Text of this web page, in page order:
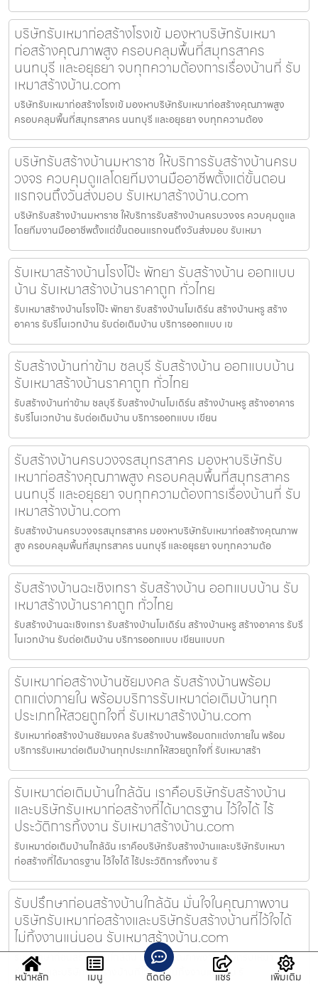
บริษัทรับเหมาก่อสร้างโรงเข้ มองหาบริษัทรับเหมา
ก่อสร้างคุณภาพสูง ครอบคลุมพื้นที่สมุทรสาคร
นนทบุรี และอยุธยา จบทุกความต้องการเรื่องบ้านที่ รับ
เหมาสร้างบ้าน.com
บริษัทรับเหมาก่อสร้างโรงเข้ มองหาบริษัทรับเหมาก่อสร้างคุณภาพสูง
ครอบคลุมพื้นที่สมุทรสาคร นนทบุรี และอยุธยา จบทุกความต้อง
บริษัทรับสร้างบ้านมหาราช ให้บริการรับสร้างบ้านครบ
วงจร ควบคุมดูแลโดยทีมงานมืออาชีพตั้งแต่ขั้นตอน
แรกจนถึงวันส่งมอบ รับเหมาสร้างบ้าน.com
บริษัทรับสร้างบ้านมหาราช ให้บริการรับสร้างบ้านครบวงจร ควบคุมดูแล
โดยทีมงานมืออาชีพตั้งแต่ขั้นตอนแรกจนถึงวันส่งมอบ รับเหมา
รับเหมาสร้างบ้านโรงโป๊ะ พัทยา รับสร้างบ้าน ออกแบบ
บ้าน รับเหมาสร้างบ้านราคาถูก ทั่วไทย
รับเหมาสร้างบ้านโรงโป๊ะ พัทยา รับสร้างบ้านโมเดิร์น สร้างบ้านหรู สร้าง
อาคาร รับรีโนเวทบ้าน รับต่อเติมบ้าน บริการออกแบบ เข
รับสร้างบ้านท่าข้าม ชลบุรี รับสร้างบ้าน ออกแบบบ้าน
รับเหมาสร้างบ้านราคาถูก ทั่วไทย
รับสร้างบ้านท่าข้าม ชลบุรี รับสร้างบ้านโมเดิร์น สร้างบ้านหรู สร้างอาคาร
รับรีโนเวทบ้าน รับต่อเติมบ้าน บริการออกแบบ เขียน
รับสร้างบ้านครบวงจรสมุทรสาคร มองหาบริษัทรับ
เหมาก่อสร้างคุณภาพสูง ครอบคลุมพื้นที่สมุทรสาคร
นนทบุรี และอยุธยา จบทุกความต้องการเรื่องบ้านที่ รับ
เหมาสร้างบ้าน.com
รับสร้างบ้านครบวงจรสมุทรสาคร มองหาบริษัทรับเหมาก่อสร้างคุณภาพ
สูง ครอบคลุมพื้นที่สมุทรสาคร นนทบุรี และอยุธยา จบทุกความต้อ
รับสร้างบ้านฉะเชิงเทรา รับสร้างบ้าน ออกแบบบ้าน รับ
เหมาสร้างบ้านราคาถูก ทั่วไทย
รับสร้างบ้านฉะเชิงเทรา รับสร้างบ้านโมเดิร์น สร้างบ้านหรู สร้างอาคาร รับรี
โนเวทบ้าน รับต่อเติมบ้าน บริการออกแบบ เขียนแบบก
รับเหมาก่อสร้างบ้านชัยมงคล รับสร้างบ้านพร้อม
ตกแต่งภายใน พร้อมบริการรับเหมาต่อเติมบ้านทุก
ประเภทให้สวยถูกใจที่ รับเหมาสร้างบ้าน.com
รับเหมาก่อสร้างบ้านชัยมงคล รับสร้างบ้านพร้อมตกแต่งภายใน พร้อม
บริการรับเหมาต่อเติมบ้านทุกประเภทให้สวยถูกใจที่ รับเหมาสร้า
รับเหมาต่อเติมบ้านใกล้ฉัน เราคือบริษัทรับสร้างบ้าน
และบริษัทรับเหมาก่อสร้างที่ได้มาตรฐาน ไว้ใจได้ ไร้
ประวัติการทิ้งงาน รับเหมาสร้างบ้าน.com
รับเหมาต่อเติมบ้านใกล้ฉัน เราคือบริษัทรับสร้างบ้านและบริษัทรับเหมา
ก่อสร้างที่ได้มาตรฐาน ไว้ใจได้ ไร้ประวัติการทิ้งงาน รั
รับปรึกษาก่อนสร้างบ้านใกล้ฉัน มั่นใจในคุณภาพงาน
บริษัทรับเหมาก่อสร้างและบริษัทรับสร้างบ้านที่ไว้ใจได้
ไม่ทิ้งงานแน่นอน รับเหมาสร้างบ้าน.com
รับปรึกษาก่อนสร้างบ้านใกล้ฉัน มั่นใจในคุณภาพงานบริษัทรับเหมา
ก่อสร้างและบริษัทรับสร้างบ้านที่ไว้ใจได้ ไม่ทิ้งงานแน่นอน รั
หน้าหลัก เมนู ติดต่อ แชร์ เพิ่มเติม